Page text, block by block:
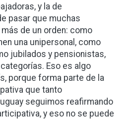
y la de
pasar que muchas
de un orden: como
una unipersonal, como
jubilados y pensionistas,
Eso es algo
porque forma parte de la
que tanto
seguimos reafirmando
y eso no se puede